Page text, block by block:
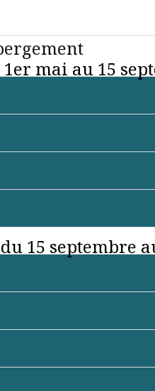
1er mai au 15
15 septembre